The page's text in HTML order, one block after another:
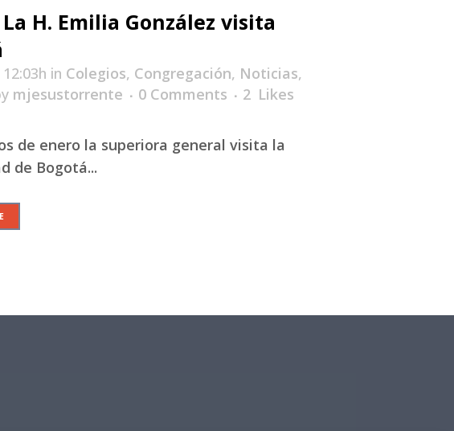
La H. Emilia González visita
in Colegios, Congregación, Noticias,
mjesustorrente 0 Comments 2 Likes
de enero la superiora general visita la
de Bogotá...